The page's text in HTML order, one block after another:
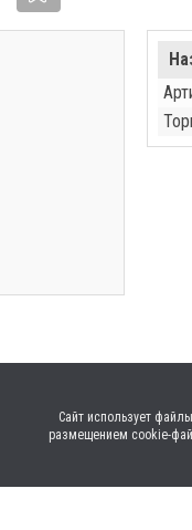
Сайт использует
размещением cookie-